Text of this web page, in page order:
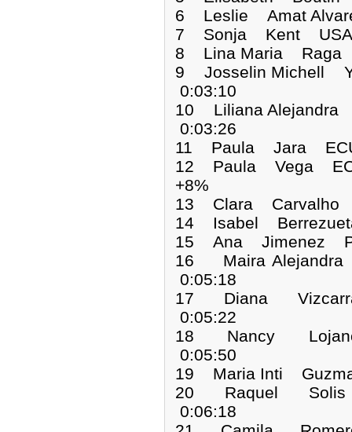
6 Leslie Amat
7 Sonja Kent
8 Lina Maria
9 Josselin Michell
0:03:10
10 Liliana
0:03:26
11 Paula Jara
12 Paula Vega
+8%
13 Clara Carvalho
14 Isabel
15 Ana Jimenez
16 Maira
0:05:18
17 Diana
0:05:22
18 Nancy
0:05:50
19 Maria Inti
20 Raquel Solis
0:06:18